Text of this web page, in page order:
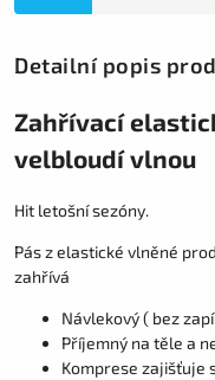
Detailní popis
Zahřívací
velbloudí vlnou
Hit letošní sezóny.
Pás z elastické vlněné
zahřívá
Návlekový ( bez
Příjemný na těle a
Komprese zajišťuje